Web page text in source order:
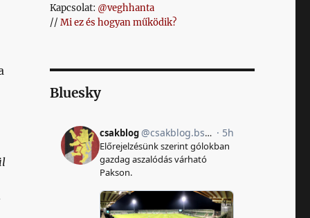
Kapcsolat: @veghhanta
// Mi ez és hogyan működik?
Bluesky